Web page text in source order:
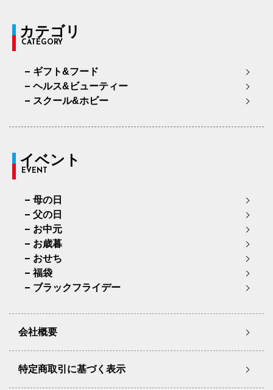
カテゴリ
CATEGORY
ギフト&フード
ヘルス&ビューティー
スクール&ホビー
イベント
EVENT
母の日
父の日
お中元
お歳暮
おせち
福袋
ブラックフライデー
会社概要
特定商取引に基づく表示